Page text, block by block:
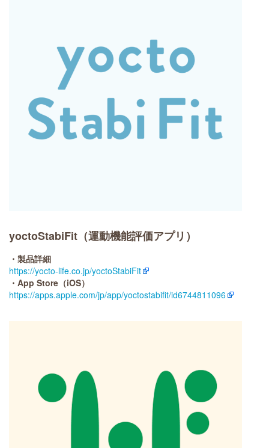
yoctoStabiFit（運動機能評価アプリ）
・製品詳細
https://yocto-life.co.jp/yoctoStabiFit
・App Store（iOS）
https://apps.apple.com/jp/app/yoctostabifit/id6744811096